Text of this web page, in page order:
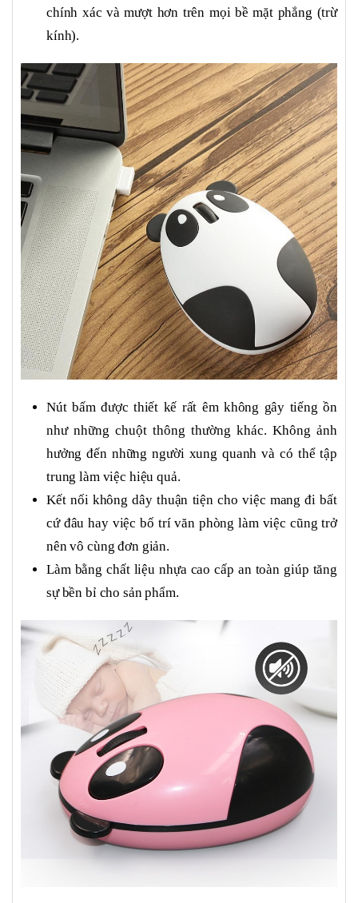
chính xác và mượt hơn trên mọi bề mặt phẳng (trừ
kính).
Nút bấm được thiết kế rất êm không gây tiếng ồn
như những chuột thông thường khác. Không ảnh
hưởng đến những người xung quanh và có thể tập
trung làm việc hiệu quả.
Kết nối không dây thuận tiện cho việc mang đi bất
cứ đâu hay việc bố trí văn phòng làm việc cũng trở
nên vô cùng đơn giản.
Làm bằng chất liệu nhựa cao cấp an toàn giúp tăng
sự bền bỉ cho sản phẩm.